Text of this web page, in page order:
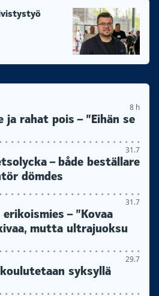
8 h
rahat pois – ”Eihän se
31.7
– både beställare
dömdes
31.7
– ”Kovaa
mutta ultrajuoksu
29.7
syksyllä